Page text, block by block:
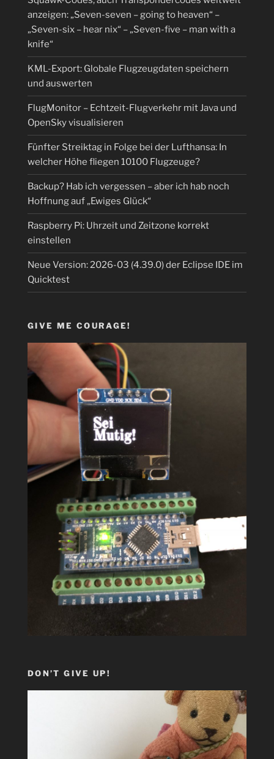
anzeigen: „Seven-seven – going to heaven“ –
„Seven-six – hear nix“ – „Seven-five – man with a
knife“
KML-Export: Globale Flugzeugdaten speichern
und auswerten
FlugMonitor – Echtzeit-Flugverkehr mit Java und
OpenSky visualisieren
Fünfter Streiktag in Folge bei der Lufthansa: In
welcher Höhe fliegen 10100 Flugzeuge?
Backup? Hab ich vergessen – aber ich hab noch
Hoffnung auf „Ewiges Glück“
Raspberry Pi: Uhrzeit und Zeitzone korrekt
einstellen
Neue Version: 2026-03 (4.39.0) der Eclipse IDE im
Quicktest
GIVE ME COURAGE!
DON’T GIVE UP!